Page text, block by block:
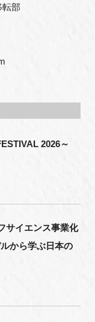
部
2026～
サイエンス事業化
から学ぶ日本の